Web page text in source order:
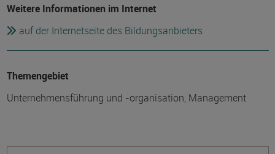
Weitere Informationen im Internet
auf der Internetseite des Bildungsanbieters
Themengebiet
Unternehmensführung und -organisation, Management